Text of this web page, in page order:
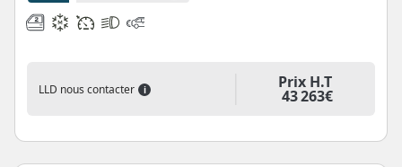
LLD nous contacter i Prix H.T
43 263€